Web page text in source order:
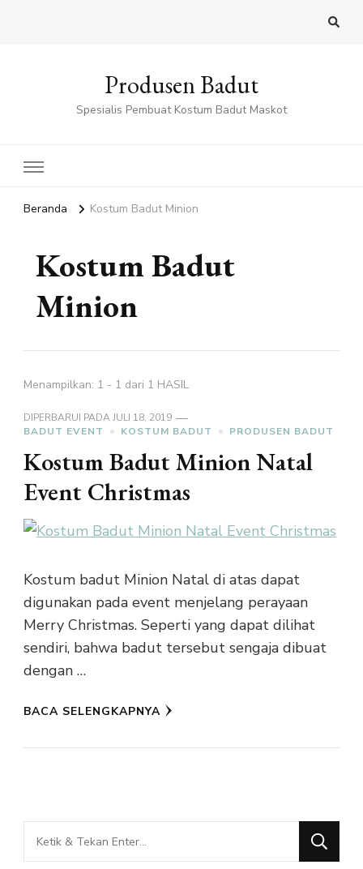
Produsen Badut
Spesialis Pembuat Kostum Badut Maskot
Beranda Kostum Badut Minion
Kostum Badut
Minion
Menampilkan: 1 - 1 dari 1 HASIL
DIPERBARUI PADAJULI 18, 2019
BADUT EVENT
KOSTUM BADUT PRODUSEN BADUT
Kostum Badut Minion Natal
Event Christmas
Kostum badut Minion Natal di atas dapat
digunakan pada event menjelang perayaan
Merry Christmas. Seperti yang dapat dilihat
sendiri, bahwa badut tersebut sengaja dibuat
dengan …
BACA SELENGKAPNYA
Mencari
Sesuatu?